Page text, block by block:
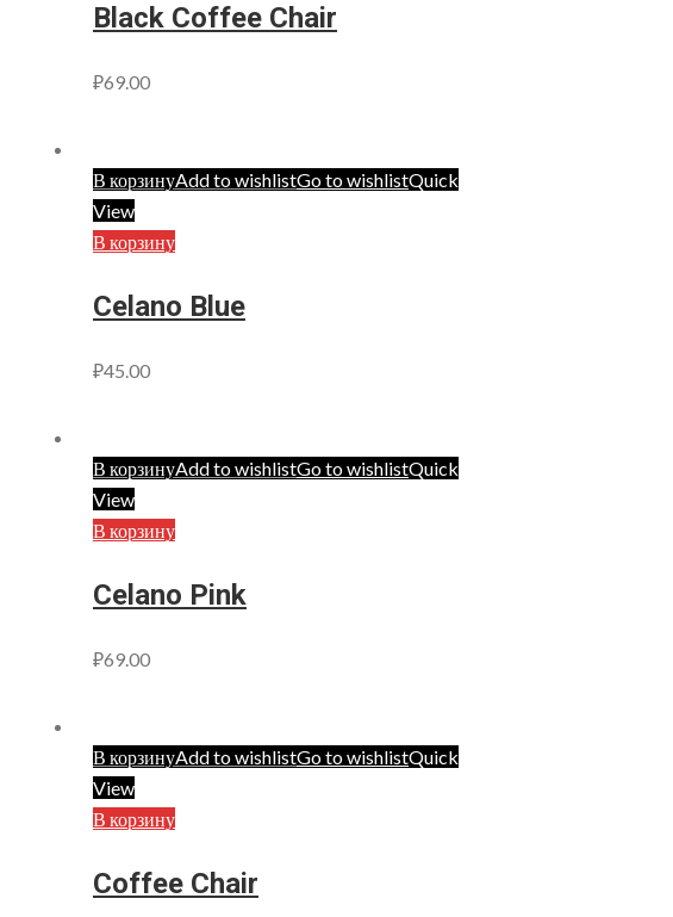
Black Coffee Chair
₽69.00
В корзинуAdd to wishlistGo to wishlistQuick
View
В корзину
Celano Blue
₽45.00
В корзинуAdd to wishlistGo to wishlistQuick
View
В корзину
Celano Pink
₽69.00
В корзинуAdd to wishlistGo to wishlistQuick
View
В корзину
Coffee Chair